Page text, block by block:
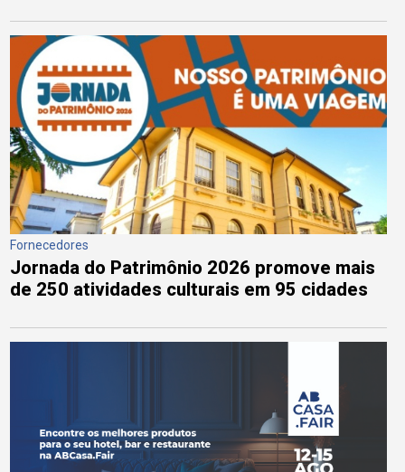
Fornecedores
Jornada do Patrimônio 2026 promove mais
de 250 atividades culturais em 95 cidades